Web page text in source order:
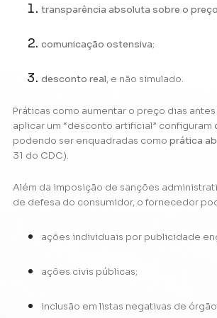
transparência absoluta sobre o preço
comunicação ostensiva;
desconto real, e não simulado.
Práticas como aumentar o preço dias
aplicar um “desconto artificial” configuram
podendo ser enquadradas como prática
31 do CDC).
Além da imposição de sanções
de defesa do consumidor, o fornecedor
ações individuais por publicidade
ações civis públicas;
inclusão em listas negativas de